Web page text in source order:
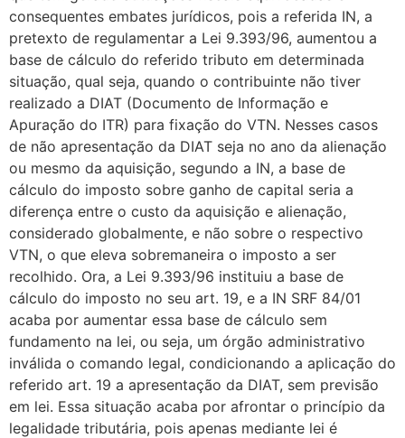
consequentes embates jurídicos, pois a referida IN, a
pretexto de regulamentar a Lei 9.393/96, aumentou a
base de cálculo do referido tributo em determinada
situação, qual seja, quando o contribuinte não tiver
realizado a DIAT (Documento de Informação e
Apuração do ITR) para fixação do VTN. Nesses casos
de não apresentação da DIAT seja no ano da alienação
ou mesmo da aquisição, segundo a IN, a base de
cálculo do imposto sobre ganho de capital seria a
diferença entre o custo da aquisição e alienação,
considerado globalmente, e não sobre o respectivo
VTN, o que eleva sobremaneira o imposto a ser
recolhido. Ora, a Lei 9.393/96 instituiu a base de
cálculo do imposto no seu art. 19, e a IN SRF 84/01
acaba por aumentar essa base de cálculo sem
fundamento na lei, ou seja, um órgão administrativo
inválida o comando legal, condicionando a aplicação do
referido art. 19 a apresentação da DIAT, sem previsão
em lei. Essa situação acaba por afrontar o princípio da
legalidade tributária, pois apenas mediante lei é